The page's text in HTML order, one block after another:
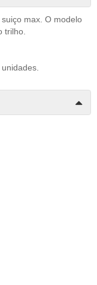
max. O modelo
trilho.